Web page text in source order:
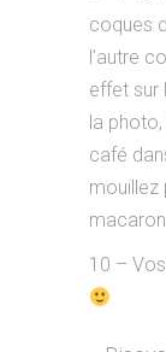
coques
l’autre
effet sur
la
café
mouillez
10 –